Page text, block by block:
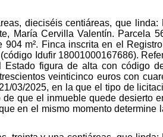
dieciséis centiáreas, que linda:
María Cervilla Valentín. Parcela
m². Finca inscrita en el
Idufir 18001000167686).
Estado figura de alta con código
veinticinco euros con
03/2025, en la que el tipo de
que el inmueble quede desierto
en el mismo momento determine